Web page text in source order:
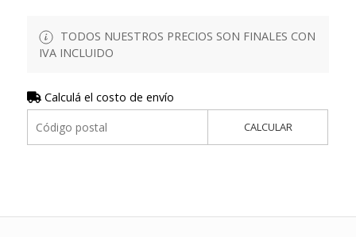
TODOS NUESTROS PRECIOS SON FINALES CON
IVA INCLUIDO
Calculá el costo de envío
CALCULAR